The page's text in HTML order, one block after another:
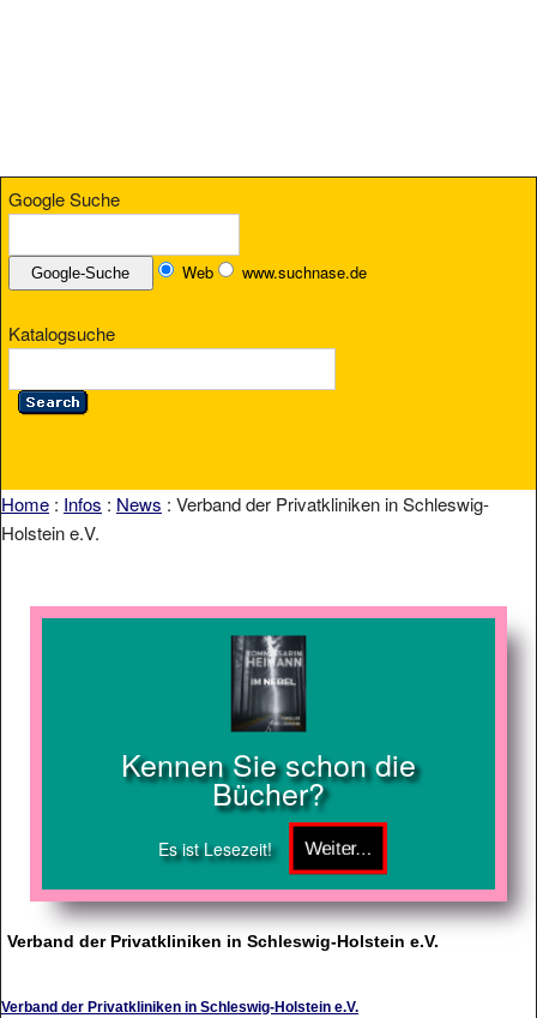
Google Suche
Web www.suchnase.de
Katalogsuche
Home : Infos : News : Verband der Privatkliniken in Schleswig-
Holstein e.V.
Kennen Sie schon die
Bücher?
Es ist Lesezeit!
Verband der Privatkliniken in Schleswig-Holstein e.V.
Verband der Privatkliniken in Schleswig-Holstein e.V.